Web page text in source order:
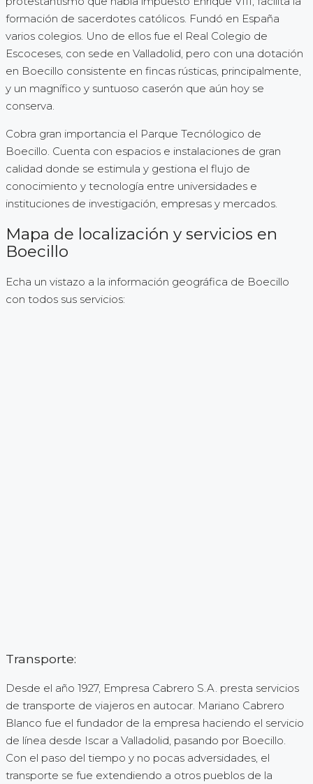
formación de sacerdotes católicos. Fundó en España
varios colegios. Uno de ellos fue el Real Colegio de
Escoceses, con sede en Valladolid, pero con una dotación
en Boecillo consistente en fincas rústicas, principalmente,
y un magnífico y suntuoso caserón que aún hoy se
conserva.
Cobra gran importancia el Parque Tecnólogico de
Boecillo. Cuenta con espacios e instalaciones de gran
calidad donde se estimula y gestiona el flujo de
conocimiento y tecnología entre universidades e
instituciones de investigación, empresas y mercados.
Mapa de localización y servicios en
Boecillo
Echa un vistazo a la información geográfica de Boecillo
con todos sus servicios:
Transporte:
Desde el año 1927, Empresa Cabrero S.A. presta servicios
de transporte de viajeros en autocar. Mariano Cabrero
Blanco fue el fundador de la empresa haciendo el servicio
de línea desde Iscar a Valladolid, pasando por Boecillo.
Con el paso del tiempo y no pocas adversidades, el
transporte se fue extendiendo a otros pueblos de la